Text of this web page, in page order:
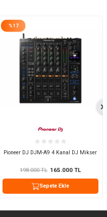
%17
Pioneer DJ DJM-A9 4 Kanal DJ Mikser
198.000TL 165.000 TL
Sepete Ekle